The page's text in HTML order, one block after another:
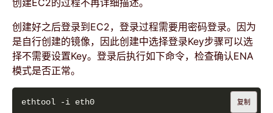
创建EC2的过程不再详细描述。
创建好之后登录到EC2，登录过程需要用密码登录。因为
是自行创建的镜像，因此创建中选择登录Key步骤可以选
择不需要设置Key。登录后执行如下命令，检查确认ENA
模式是否正常。
复制